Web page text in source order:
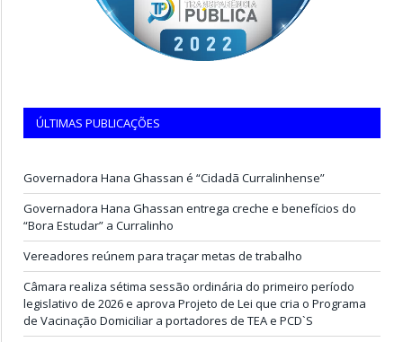
ÚLTIMAS PUBLICAÇÕES
Governadora Hana Ghassan é “Cidadã Curralinhense”
Governadora Hana Ghassan entrega creche e benefícios do
“Bora Estudar” a Curralinho
Vereadores reúnem para traçar metas de trabalho
Câmara realiza sétima sessão ordinária do primeiro período
legislativo de 2026 e aprova Projeto de Lei que cria o Programa
de Vacinação Domiciliar a portadores de TEA e PCD`S